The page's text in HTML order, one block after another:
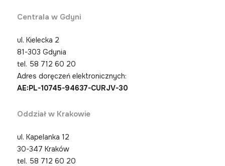
Centrala w Gdyni
ul. Kielecka 2
81-303 Gdynia
tel. 58 712 60 20
Adres doręczeń elektronicznych:
AE:PL-10745-94637-CURJV-30
Oddział w Krakowie
ul. Kapelanka 12
30-347 Kraków
tel. 58 712 60 20